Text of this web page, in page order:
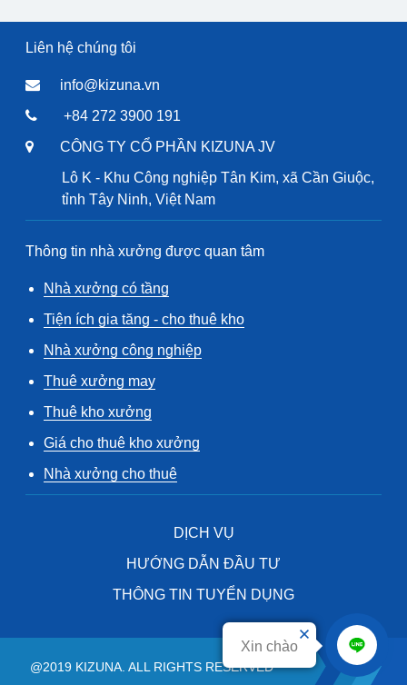
Xin chào
Liên hệ chúng tôi
info@kizuna.vn
+84 272 3900 191
CÔNG TY CỔ PHẦN KIZUNA JV
Lô K - Khu Công nghiệp Tân Kim, xã Cần Giuộc,
tỉnh Tây Ninh, Việt Nam
Thông tin nhà xưởng được quan tâm
Nhà xưởng có tầng
Tiện ích gia tăng - cho thuê kho
Nhà xưởng công nghiệp
Thuê xưởng may
Thuê kho xưởng
Giá cho thuê kho xưởng
Nhà xưởng cho thuê
DỊCH VỤ
HƯỚNG DẪN ĐẦU TƯ
THÔNG TIN TUYỂN DỤNG
@2019 KIZUNA. ALL RIGHTS RESERVED